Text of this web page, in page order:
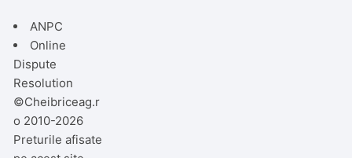
ANPC
Online
Dispute
Resolution
©Cheibriceag.r
o 2010-2026
Preturile afisate